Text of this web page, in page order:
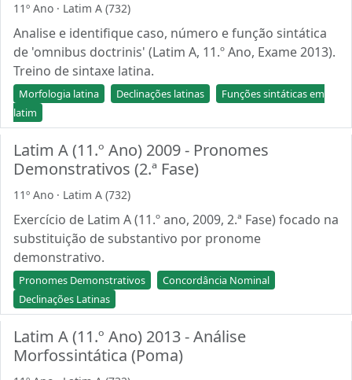
11º Ano · Latim A (732)
Analise e identifique caso, número e função sintática
de 'omnibus doctrinis' (Latim A, 11.º Ano, Exame 2013).
Treino de sintaxe latina.
Morfologia latina Declinações latinas
Funções sintáticas em
latim
Latim A (11.º Ano) 2009 - Pronomes
Demonstrativos (2.ª Fase)
11º Ano · Latim A (732)
Exercício de Latim A (11.º ano, 2009, 2.ª Fase) focado na
substituição de substantivo por pronome
demonstrativo.
Pronomes Demonstrativos
Concordância Nominal
Declinações Latinas
Latim A (11.º Ano) 2013 - Análise
Morfossintática (Poma)